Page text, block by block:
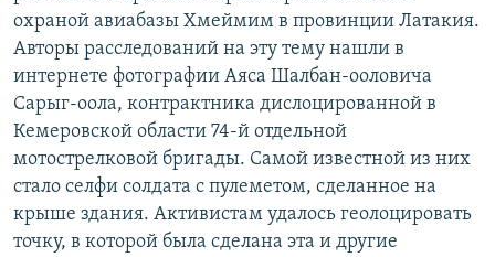
охраной авиабазы Хмеймим в провинции Латакия.
Авторы расследований на эту тему нашли в
интернете фотографии Аяса Шалбан-ооловича
Сарыг-оола, контрактника дислоцированной в
Кемеровской области 74-й отдельной
мотострелковой бригады. Самой известной из них
стало селфи солдата с пулеметом, сделанное на
крыше здания. Активистам удалось геолоцировать
точку, в которой была сделана эта и другие